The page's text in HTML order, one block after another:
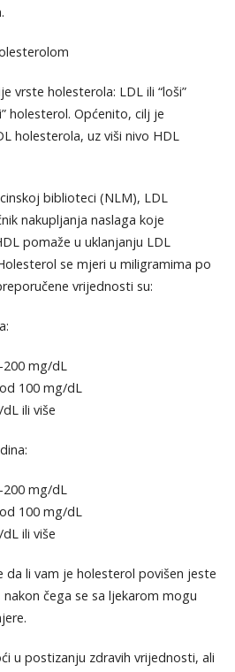
vrste holesterola: LDL ili “loši”
holesterol. Općenito, cilj je
holesterola, uz viši nivo HDL
biblioteci (NLM), LDL
nakupljanja naslaga koje
pomaže u uklanjanju LDL
se mjeri u miligramima po
vrijednosti su:
mg/dL
100 mg/dL
ili više
mg/dL
100 mg/dL
ili više
li vam je holesterol povišen jeste
čega se sa ljekarom mogu
u postizanju zdravih vrijednosti, ali